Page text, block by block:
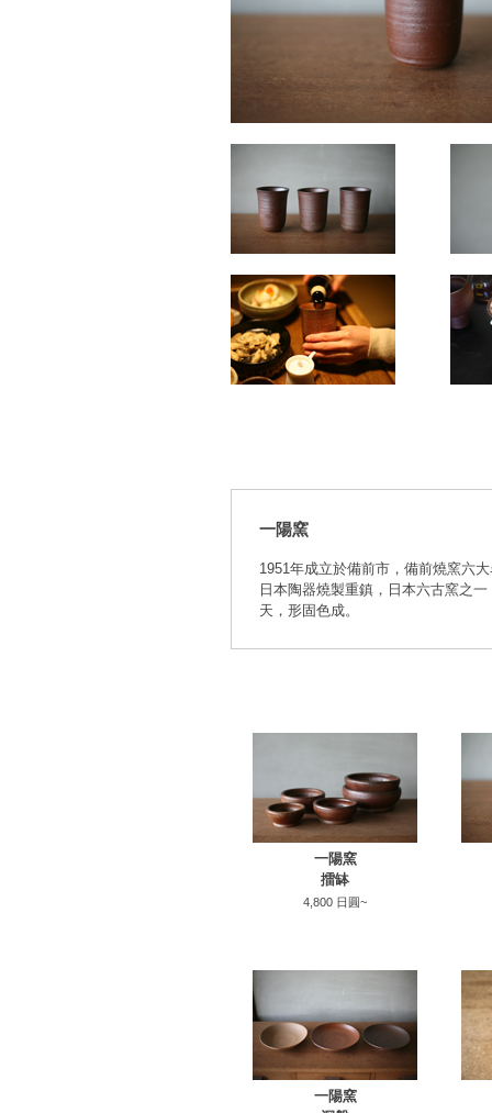
一陽窯
1951年成立於備前市，備前燒窯六
日本陶器燒製重鎮，日本六古窯之
天，形固色成。
一陽窯
擂缽
4,800 日圓~
一陽窯